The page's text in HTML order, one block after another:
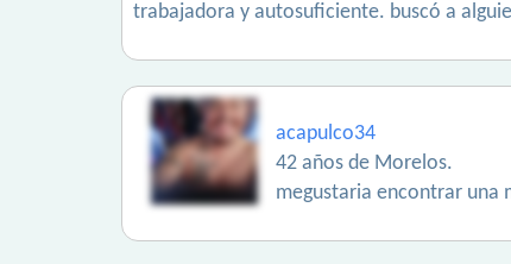
trabajadora y autosuficiente. buscó a
acapulco34
42 años de Morelos.
megustaria encontrar una